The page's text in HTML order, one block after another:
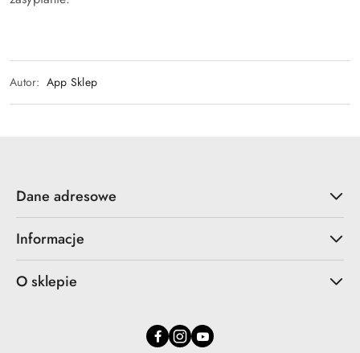
Autor: App Sklep
Dane adresowe
Informacje
O sklepie